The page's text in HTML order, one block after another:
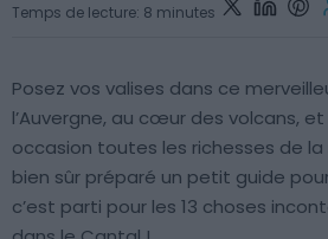
Temps de lecture: 8 minutes
Posez vos valises dans ce
l’Auvergne, au cœur des volcans,
occasion toutes les richesses de la
bien sûr préparé un petit guide
c’est parti pour les 13 choses